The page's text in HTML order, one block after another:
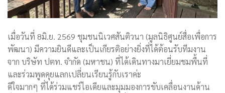
เมื่อวันที่ 8มิ.ย. 2569 ชุมชนนิเวศสันติวนา (มูลนิธิศูนย์สื่อเพื่อการ
พัฒนา) มีความยินดีและเป็นเกียรติอย่างยิ่งที่ได้ต้อนรับทีมงาน
จาก บริษัท ปตท. จำกัด (มหาชน) ที่ได้เดินทางมาเยี่ยมชมพื้นที่
และร่วมพูดคุยแลกเปลี่ยนเรียนรู้กับเราค่ะ
ดีใจมากๆ ที่ได้ร่วมแชร์ไอเดียและมุมมองการขับเคลื่อนงานด้าน